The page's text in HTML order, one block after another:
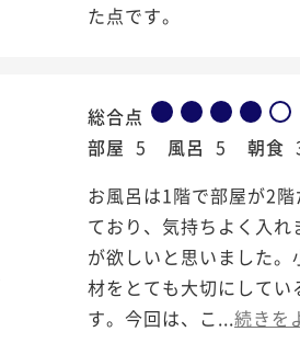
た点です。
総合点
部屋 5 風呂 5 朝食
お風呂は1階で部屋が2
ており、気持ちよく入
が欲しいと思いました
材をとても大切にして
す。今回は、こ...続きを